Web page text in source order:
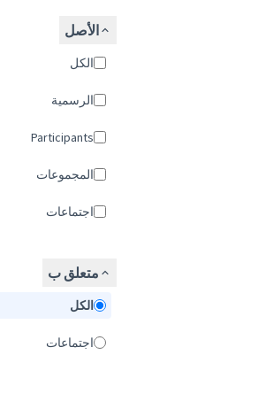
الأصل
الكل
الرسمية
Participants
المجموعات
اجتماعات
متعلق ب
الكل
اجتماعات